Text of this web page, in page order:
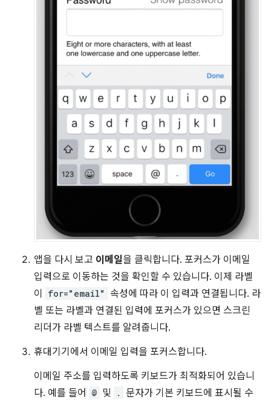
앱을 다시 보고 이메일을 클릭합니다. 포커스가 이메일
입력으로 이동하는 것을 확인할 수 있습니다. 이제 라벨
이
for="email"
속성에 따라 이 입력과 연결됩니다. 라
벨 또는 라벨과 연결된 입력에 포커스가 있으면 스크린
리더가 라벨 텍스트를 알려줍니다.
휴대기기에서 이메일 입력을 포커스합니다.
이메일 주소를 입력하도록 키보드가 최적화되어 있습니
다. 예를 들어
@ 및 .
문자가 기본 키보드에 표시될 수